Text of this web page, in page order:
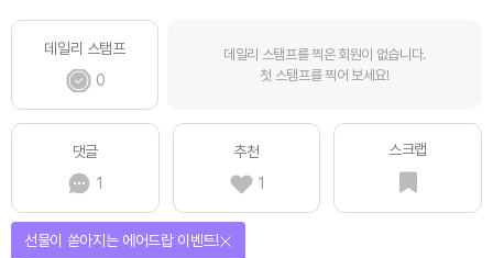
데일리 스탬프
0
데일리 스탬프를 찍은 회원이 없습니다.
첫 스탬프를 찍어 보세요!
댓글
1
추천
1
스크랩
퀴즈풀고 선물 받자!